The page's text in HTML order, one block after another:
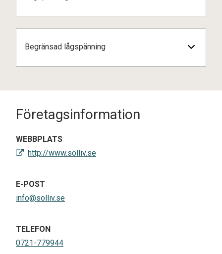
Begränsad lågspänning
Företagsinformation
WEBBPLATS
http://www.solliv.se
E-POST
info@solliv.se
TELEFON
0721-779944